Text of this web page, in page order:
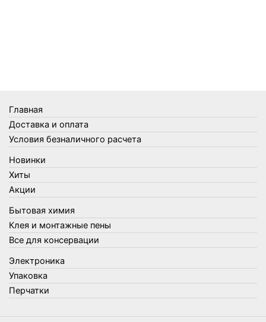
Товары для кухни
Товары для сада и огорода
Товары для туризма и отдыха
Упаковка
Утеплители и прочее
Фонари, лампы и удлинители
Хозяйственные товары
Швабры, стекломои, черенки и насадки
Шнуры, веревки и шпагаты
Электроника
Элементы питания
Главная
Доставка и оплата
Условия безналичного расчета
Новинки
Хиты
Акции
Бытовая химия
Клея и монтажные пены
Все для консервации
Электроника
Упаковка
Перчатки